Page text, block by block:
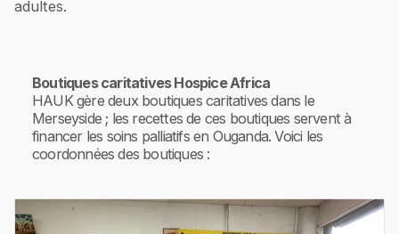
adultes.
Boutiques caritatives Hospice Africa
HAUK gère deux boutiques caritatives dans le
Merseyside ; les recettes de ces boutiques servent à
financer les soins palliatifs en Ouganda. Voici les
coordonnées des boutiques :